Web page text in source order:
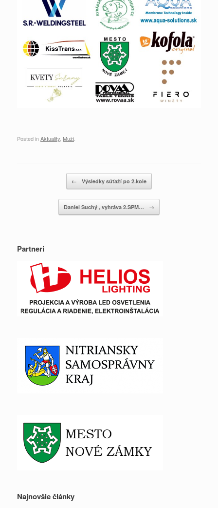
Posted inAktuality Muži
← Výsledky súťaží po 2.kole
Daniel Suchý , vyhráva 2.SPM… →
Partneri
Najnovšie články